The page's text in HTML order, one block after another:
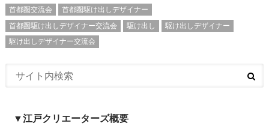
首都圏交流会
首都圏駆け出しデザイナー
首都圏駆け出しデザイナー交流会
駆け出し
駆け出しデザイナー
駆け出しデザイナー交流会
▼江戸クリエーターズ概要